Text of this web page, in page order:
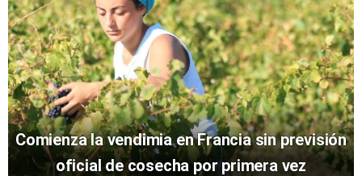
Comienza la vendimia en Francia sin previsión
oficial de cosecha por primera vez